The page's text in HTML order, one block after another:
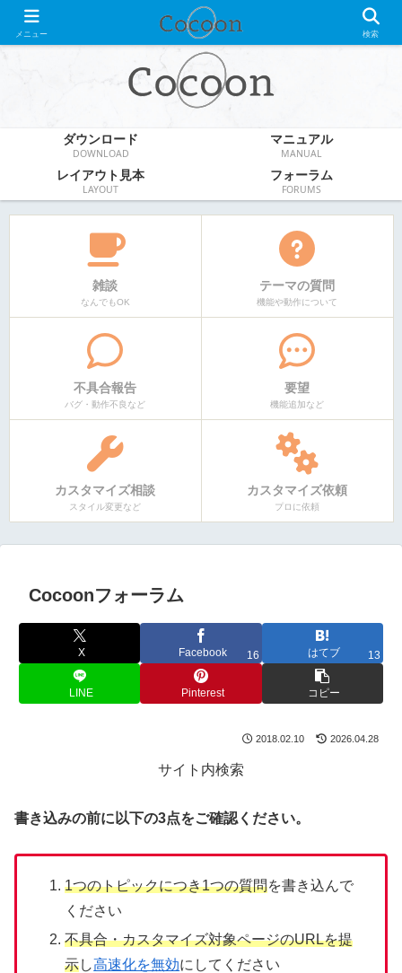
WordPress無料テーマ
ダウンロード
DOWNLOAD
マニュアル
MANUAL
レイアウト見本
LAYOUT
フォーラム
FORUMS
雑談
なんでもOK
テーマの質問
機能や動作について
不具合報告
バグ・動作不良など
要望
機能追加など
カスタマイズ相談
スタイル変更など
カスタマイズ依頼
プロに依頼
Cocoonフォーラム
X Facebook 16 はてブ 13
LINE Pinterest コピー
2018.02.10 2026.04.28
サイト内検索
書き込みの前に以下の3点をご確認ください。
1つのトピックにつき1つの質問を書き込んで
ください
不具合・カスタマイズ対象ページのURLを提
示し高速化を無効にしてください
メニュー 検索